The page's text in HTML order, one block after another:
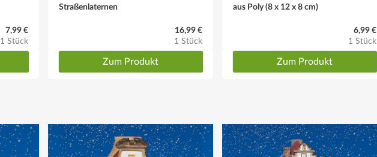
7,99 €
1 Stück
Straßenlaternen
16,99 €
1 Stück
Zum Produkt
aus Poly (8 x 12 x 8 cm)
6,99 €
1 Stück
Zum Produkt